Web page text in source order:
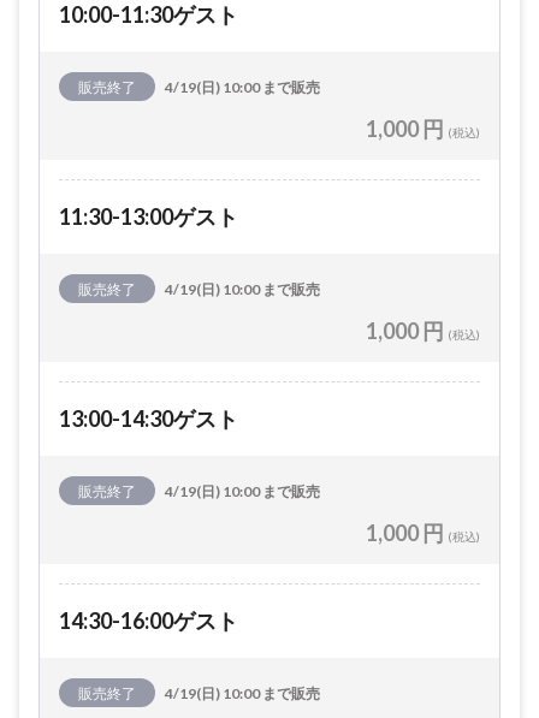
10:00-11:30ゲスト
販売終了 4/19(日) 10:00 まで販売
1,000 円 (税込)
11:30-13:00ゲスト
販売終了 4/19(日) 10:00 まで販売
1,000 円 (税込)
13:00-14:30ゲスト
販売終了 4/19(日) 10:00 まで販売
1,000 円 (税込)
14:30-16:00ゲスト
販売終了 4/19(日) 10:00 まで販売